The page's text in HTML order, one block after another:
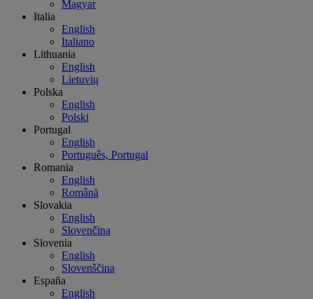
Magyar
Italia
English
Italiano
Lithuania
English
Lietuvių
Polska
English
Polski
Portugal
English
Português, Portugal
Romania
English
Română
Slovakia
English
Slovenčina
Slovenia
English
Slovenščina
España
English